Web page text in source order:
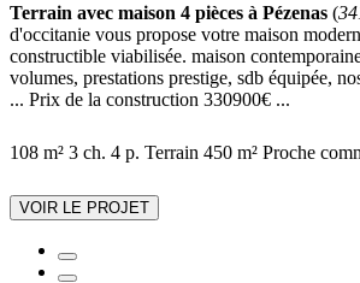
Terrain avec maison 4 pièces à Pézenas (
d'occitanie vous propose votre maison
constructible viabilisée. maison
volumes, prestations prestige, sdb équipée,
... Prix de la construction 330900€ ...
108 m² 3 ch. 4 p. Terrain 450 m² Proche
VOIR LE PROJET